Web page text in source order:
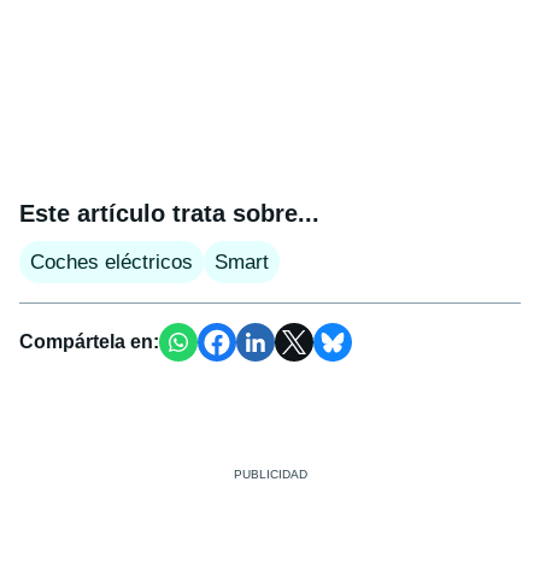
Este artículo trata sobre...
Coches eléctricos Smart
Compártela en: